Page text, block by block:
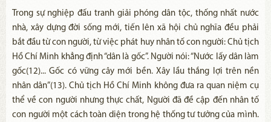
Trong sự nghiệp đấu tranh giải phóng dân tộc, thống nhất nước
nhà, xây dựng đời sống mới, tiến lên xã hội chủ nghĩa đều phải
bắt đầu từ con người, từ việc phát huy nhân tố con người: Chủ tịch
Hồ Chí Minh khẳng định “dân là gốc”. Người nói: “Nước lấy dân làm
gốc(12)... Gốc có vững cây mới bền. Xây lầu thắng lợi trên nền
nhân dân”(13). Chủ tịch Hồ Chí Minh không đưa ra quan niệm cụ
thể về con người nhưng thực chất, Người đã đề cập đến nhân tố
con người một cách toàn diện trong hệ thống tư tưởng của mình.